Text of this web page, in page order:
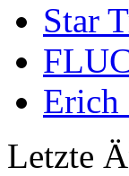
Star
Erich
Letzte